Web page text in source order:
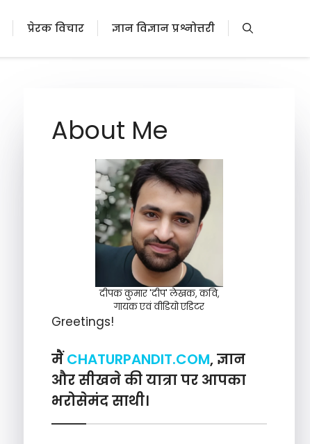
प्रेरक विचार ज्ञान विज्ञान प्रश्नोत्तरी
About Me
दीपक कुमार 'दीप' लेखक, कवि,
गायक एवं वीडियो एडिटर
Greetings!
मैं CHATURPANDIT.COM, ज्ञान
और सीखने की यात्रा पर आपका
भरोसेमंद साथी।